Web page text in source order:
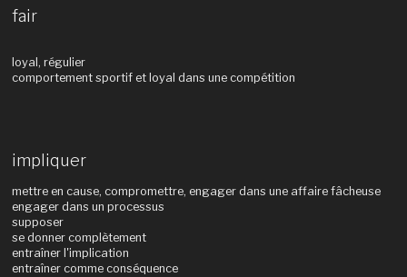
fair
loyal, régulier
comportement sportif et loyal dans une compétition
impliquer
mettre en cause, compromettre, engager dans une affaire fâcheuse
engager dans un processus
supposer
se donner complètement
entraîner l'implication
entraîner comme conséquence